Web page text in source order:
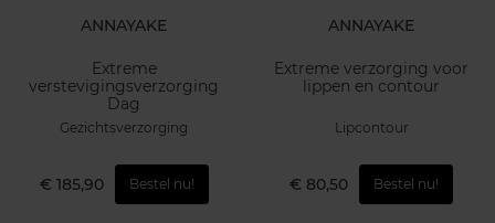
ANNAYAKE
Extreme
verstevigingsverzorging
Dag
Gezichtsverzorging
€ 185,90 Bestel nu!
ANNAYAKE
Extreme verzorging voor
lippen en contour
Lipcontour
€ 80,50 Bestel nu!